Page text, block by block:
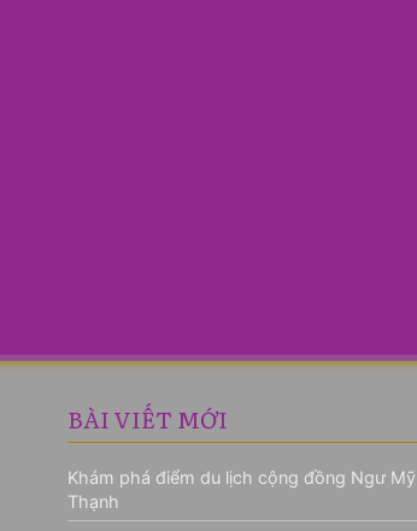
BÀI VIẾT MỚI
Khám phá điểm du lịch cộng đồng Ngư Mỹ
Thạnh